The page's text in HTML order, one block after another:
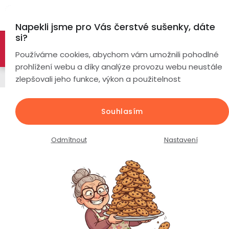
Napekli jsme pro Vás čerstvé sušenky, dáte
si?
Používáme cookies, abychom vám umožnili pohodlné
prohlížení webu a díky analýze provozu webu neustále
zlepšovali jeho funkce, výkon a použitelnost
Nastavení
Odmítnout
Souhlasím
obsah
🚀 Nové modely DRONŮ 🚀
-26%
PROZKOUMAT NABÍDKU
náramky
Chytré
podle
Dámské
Chytré
sluchátka
Sada dronu se 3 bateriemi
Dron PulsGo L200 Pro / 4K kamera
/ 2 osý gimbal / GPS / WiFi /
detekce překážek
produktu